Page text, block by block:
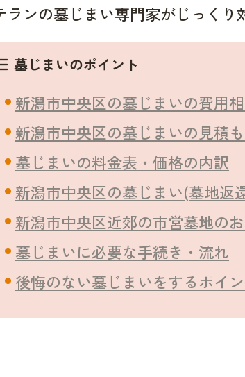
ランの墓じまい専門家がじっくり
墓じまいのポイント
新潟市中央区の墓じまいの費用
新潟市中央区の墓じまいの見積
墓じまいの料金表・価格の内訳
新潟市中央区の墓じまい(墓地返
新潟市中央区近郊の市営墓地の
墓じまいに必要な手続き・流れ
後悔のない墓じまいをするポイ